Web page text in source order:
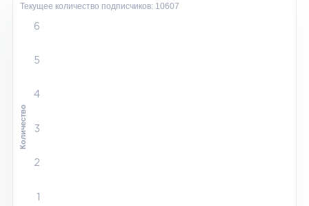
Текущее количество подписчиков: 10607
6
5
4
3
2
1
Количество